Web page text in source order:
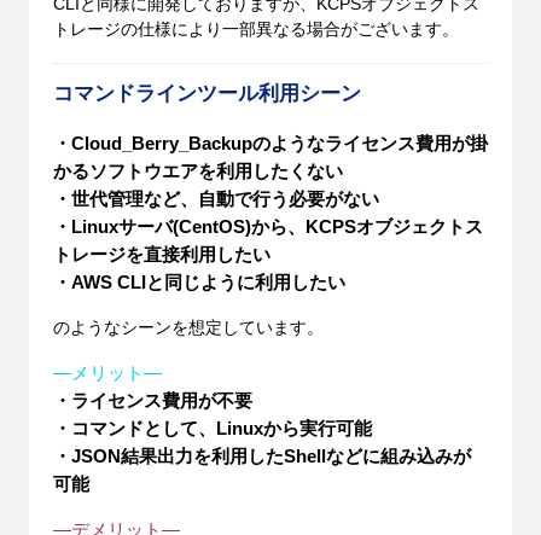
トレージの仕様により一部異なる場合がございます。
コマンドラインツール利用シーン
・Cloud_Berry_Backupのようなライセンス費用が掛
かるソフトウエアを利用したくない
・世代管理など、自動で行う必要がない
・Linuxサーバ(CentOS)から、KCPSオブジェクトス
トレージを直接利用したい
・AWS CLIと同じように利用したい
のようなシーンを想定しています。
—メリット—
・ライセンス費用が不要
・コマンドとして、Linuxから実行可能
・JSON結果出力を利用したShellなどに組み込みが
可能
—デメリット—